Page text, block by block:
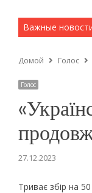
Важныеметоды.
Домой Голос
Голос
27.12.2023
Триває збір на 50